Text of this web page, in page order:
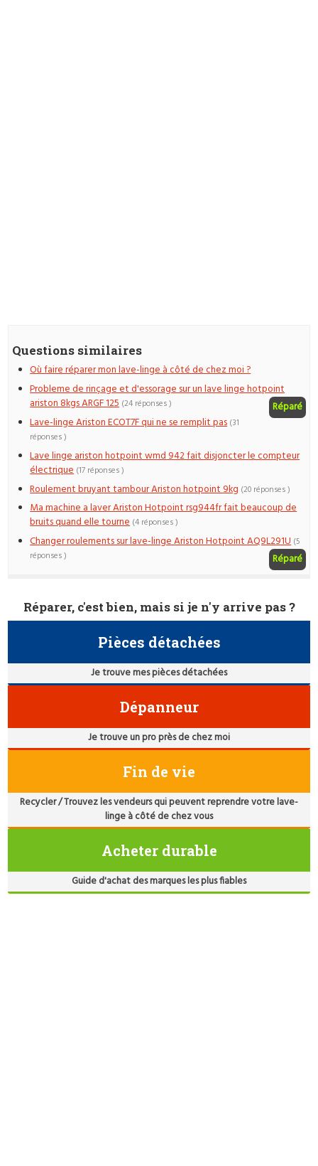
Questions similaires
Où faire réparer mon lave-linge à côté de chez moi ?
Probleme de rinçage et d'essorage sur un lave linge hotpoint
ariston 8kgs ARGF 125
Réparé
(24 réponses )
Lave-linge Ariston ECOT7F qui ne se remplit pas (31
réponses )
Lave linge ariston hotpoint wmd 942 fait disjoncter le compteur
électrique (17 réponses )
Roulement bruyant tambour Ariston hotpoint 9kg (20 réponses )
Ma machine a laver Ariston Hotpoint rsg944fr fait beaucoup de
bruits quand elle tourne (4 réponses )
Changer roulements sur lave-linge Ariston Hotpoint AQ9L291U
Réparé
(5
réponses )
Réparer, c'est bien, mais si je n'y arrive pas ?
Pièces détachées
Je trouve mes pièces détachées
Dépanneur
Je trouve un pro près de chez moi
Fin de vie
Recycler / Trouvez les vendeurs qui peuvent reprendre votre lave-
linge à côté de chez vous
Acheter durable
Guide d'achat des marques les plus fiables